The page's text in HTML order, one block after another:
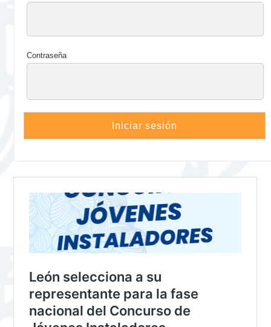
Contraseña